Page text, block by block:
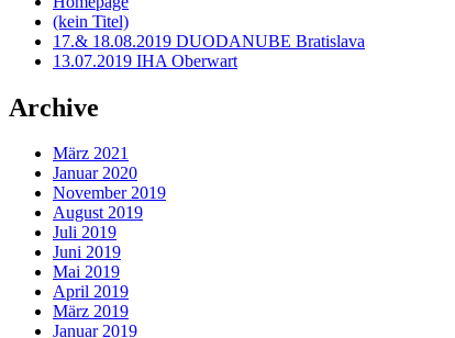
(kein Titel)
17.& 18.08.2019 DUODANUBE Bratislava
13.07.2019 IHA Oberwart
Archive
März 2021
Januar 2020
November 2019
August 2019
Juli 2019
Juni 2019
Mai 2019
April 2019
März 2019
Januar 2019